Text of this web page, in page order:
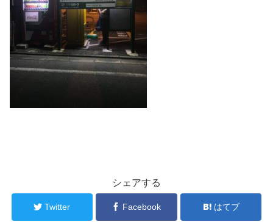
シェアする
Twitter Facebook はてブ